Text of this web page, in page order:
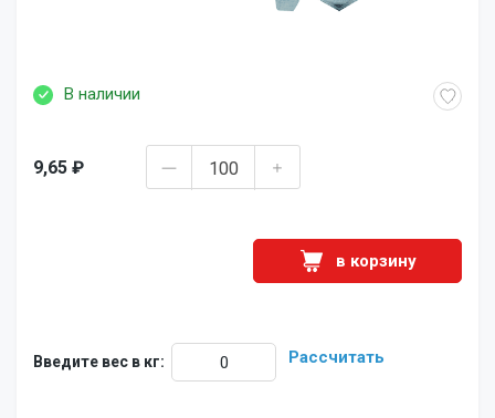
В наличии
9,65 ₽
в корзину
Введите вес в кг: Рассчитать